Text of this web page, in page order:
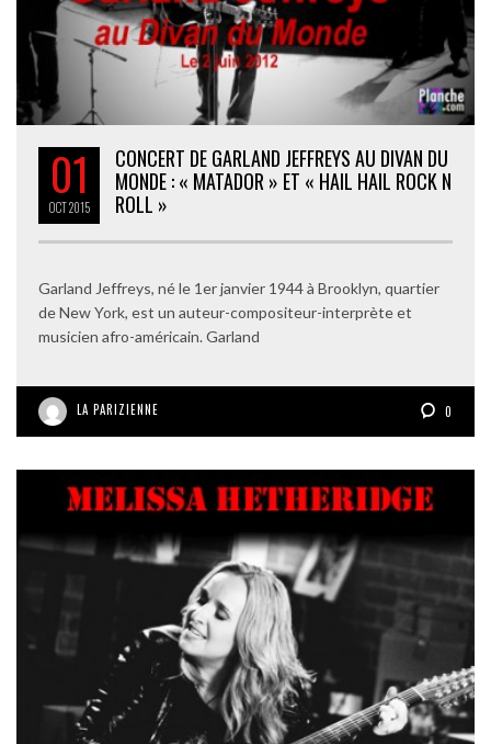
01
OCT2015
CONCERT DE GARLAND JEFFREYS AU DIVAN DU
MONDE : « MATADOR » ET « HAIL HAIL ROCK N
ROLL »
Garland Jeffreys, né le 1er janvier 1944 à Brooklyn, quartier
de New York, est un auteur-compositeur-interprète et
musicien afro-américain. Garland
LA PARIZIENNE 0